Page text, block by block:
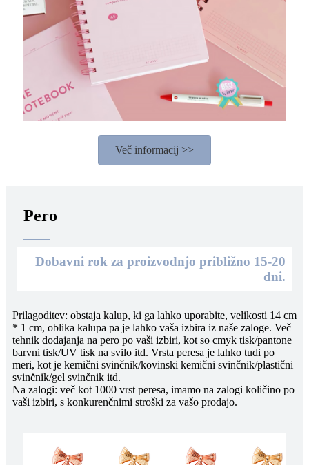
Več informacij >>
Pero
Dobavni rok za proizvodnjo približno 15-20
dni.
Prilagoditev: obstaja kalup, ki ga lahko uporabite, velikosti 14 cm
* 1 cm, oblika kalupa pa je lahko vaša izbira iz naše zaloge. Več
tehnik dodajanja na pero po vaši izbiri, kot so cmyk tisk/pantone
barvni tisk/UV tisk na svilo itd. Vrsta peresa je lahko tudi po
meri, kot je kemični svinčnik/kovinski kemični svinčnik/plastični
svinčnik/gel svinčnik itd.
Na zalogi: več kot 1000 vrst peresa, imamo na zalogi količino po
vaši izbiri, s konkurenčnimi stroški za vašo prodajo.